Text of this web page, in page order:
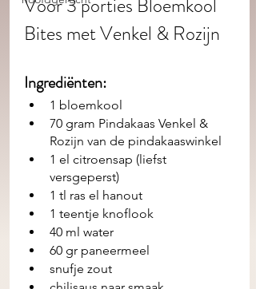
Voor 3 porties Bloemkool
Bites met Venkel & Rozijn
Ingrediënten:
1 bloemkool
70 gram Pindakaas Venkel &
Rozijn van de pindakaaswinkel
1 el citroensap (liefst
versgeperst)
1 tl ras el hanout
1 teentje knoflook
40 ml water
60 gr paneermeel
snufje zout